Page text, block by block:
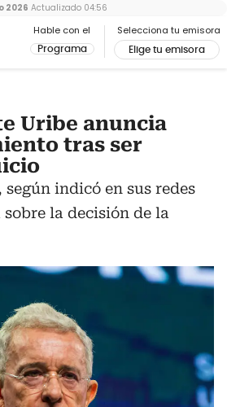
Hable con el
Programa
Selecciona tu emisora
Elige tu emisora
2026 Actualizado 04:56
Uribe anuncia
tras ser
indicó en sus redes
la decisión de la